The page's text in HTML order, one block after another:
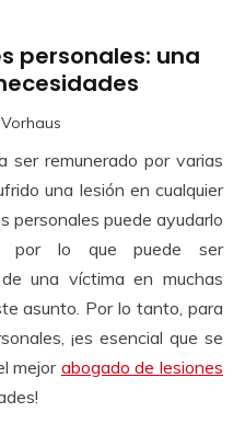
personales: una
ser remunerado por varias
una lesión en cualquier
personales puede ayudarlo
por lo que puede ser
una víctima en muchas
asunto. Por lo tanto, para
¡es esencial que se
mejor abogado de lesiones